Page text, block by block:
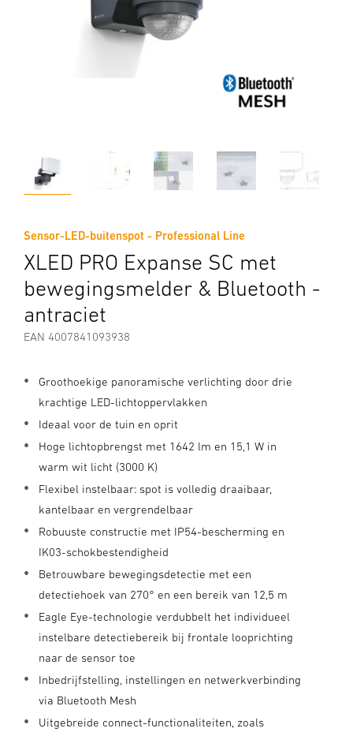
Sensor-LED-buitenspot - Professional Line
XLED PRO Expanse SC met
bewegingsmelder & Bluetooth -
antraciet
EAN 4007841093938
Groothoekige panoramische verlichting door drie
krachtige LED-lichtoppervlakken
Ideaal voor de tuin en oprit
Hoge lichtopbrengst met 1642 lm en 15,1 W in
warm wit licht (3000 K)
Flexibel instelbaar: spot is volledig draaibaar,
kantelbaar en vergrendelbaar
Robuuste constructie met IP54-bescherming en
IK03-schokbestendigheid
Betrouwbare bewegingsdetectie met een
detectiehoek van 270° en een bereik van 12,5 m
Eagle Eye-technologie verdubbelt het individueel
instelbare detectiebereik bij frontale looprichting
naar de sensor toe
Inbedrijfstelling, instellingen en netwerkverbinding
via Bluetooth Mesh
Uitgebreide connect-functionaliteiten, zoals